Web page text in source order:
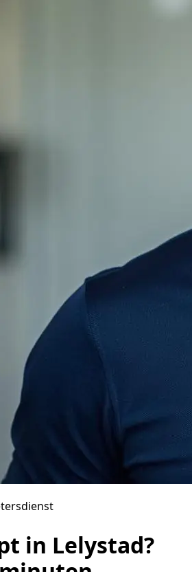
in Lelystad?